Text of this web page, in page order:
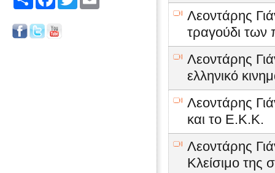
Λεοντάρης
τραγούδι των
Λεοντάρης
ελληνικό
Λεοντάρης
και το Ε.Κ.Κ.
Λεοντάρης
Κλείσιμο της